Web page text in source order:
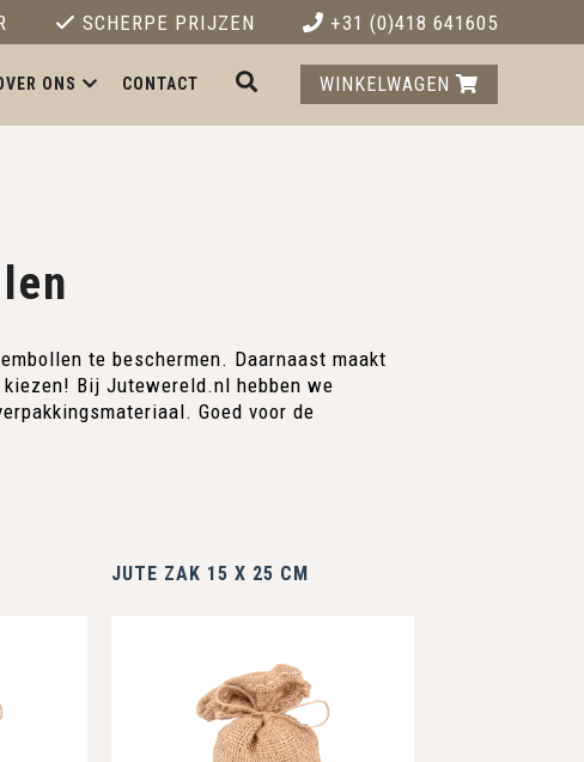
SCHERPE PRIJZEN +31 (0)418 641605
WINKELWAGEN
ONS CONTACT
te beschermen. Daarnaast maakt
Bij Jutewereld.nl hebben we
Goed voor de
JUTE ZAK 15 X 25 CM